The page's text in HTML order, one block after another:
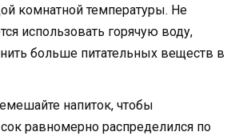
комнатной температуры. Не
использовать горячую воду,
больше питательных веществ в
напиток, чтобы
равномерно распределился по